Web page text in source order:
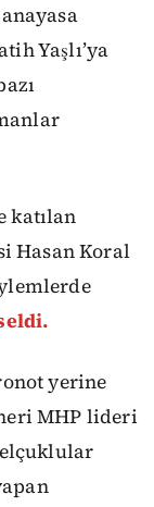
Yaşlı’ya
katılan
Hasan Koral
yerine
MHP lideri